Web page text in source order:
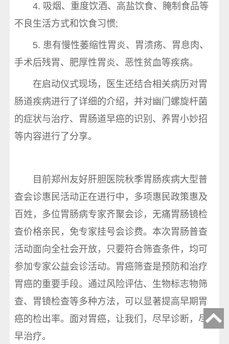
4. 吸烟、重度饮酒、高盐饮食、腌制食品等
不良生活方式和饮食习惯;
5. 患有慢性萎缩性胃炎、胃溃疡、胃息肉、
手术后残胃、肥厚性胃炎、恶性贫血等疾病。
在启动仪式现场，医生还结合相关病历对胃
肠道疾病进行了详细的介绍，并对幽门螺旋杆菌
的症状与治疗、胃肠道早癌的识别、养胃小妙招
等内容进行了分享。
目前郑州友好肝胆医院秋季胃肠疾病大型普
查会诊惠民活动正在进行中，多项惠民政策惠及
百姓，多位胃肠病专家齐聚会诊，无痛胃肠镜检
查价格亲民，免专家挂号会诊费。本次胃肠普查
活动面向全社会开放，只要符合筛查条件，均可
参加专家公益会诊活动。胃癌筛查是预防和治疗
胃癌的重要手段。通过风险评估、生物标志物筛
查、胃镜检查等多种方法，可以显著提高早期胃
癌的检出率。面对胃癌，让我们，尽早诊断，尽
早治疗。